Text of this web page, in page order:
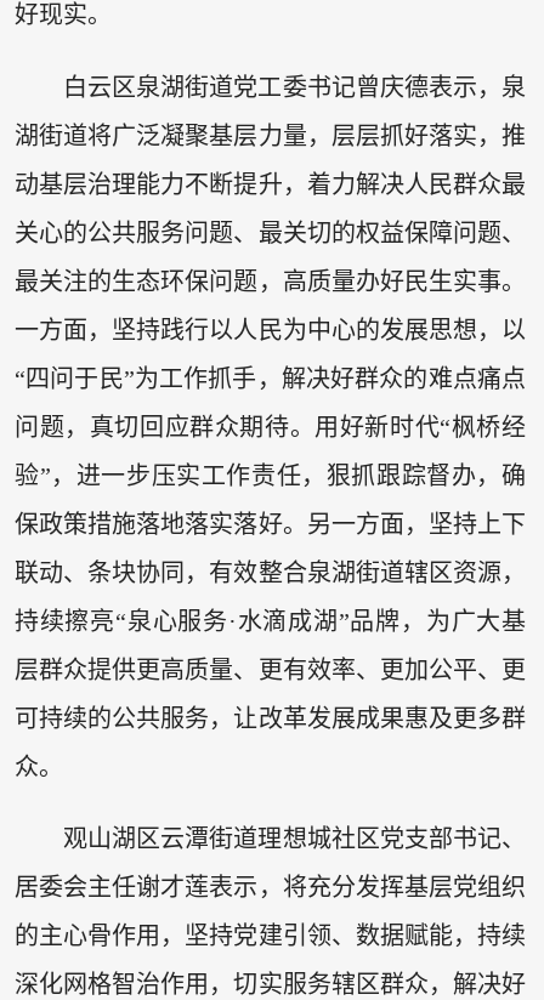
好现实。
白云区泉湖街道党工委书记曾庆德表示，泉
湖街道将广泛凝聚基层力量，层层抓好落实，推
动基层治理能力不断提升，着力解决人民群众最
关心的公共服务问题、最关切的权益保障问题、
最关注的生态环保问题，高质量办好民生实事。
一方面，坚持践行以人民为中心的发展思想，以
“四问于民”为工作抓手，解决好群众的难点痛点
问题，真切回应群众期待。用好新时代“枫桥经
验”，进一步压实工作责任，狠抓跟踪督办，确
保政策措施落地落实落好。另一方面，坚持上下
联动、条块协同，有效整合泉湖街道辖区资源，
持续擦亮“泉心服务·水滴成湖”品牌，为广大基
层群众提供更高质量、更有效率、更加公平、更
可持续的公共服务，让改革发展成果惠及更多群
众。
观山湖区云潭街道理想城社区党支部书记、
居委会主任谢才莲表示，将充分发挥基层党组织
的主心骨作用，坚持党建引领、数据赋能，持续
深化网格智治作用，切实服务辖区群众，解决好